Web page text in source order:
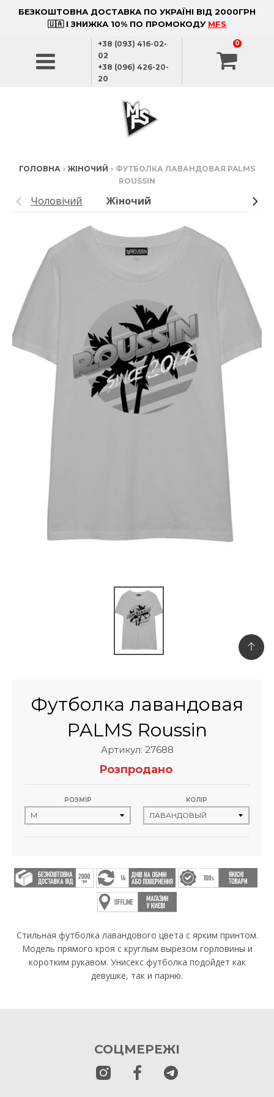
БЕЗКОШТОВНА ДОСТАВКА ПО УКРАЇНІ ВІД 2000ГРН
🇺🇦 І ЗНИЖКА 10% ПО ПРОМОКОДУ MFS
+38 (093) 416-02-
02
+38 (096) 426-20-
20
0
ГОЛОВНА › ЖІНОЧИЙ › ФУТБОЛКА ЛАВАНДОВАЯ PALMS
ROUSSIN
Чоловічий Жіночий
Футболка лавандовая
PALMS Roussin
Артикул: 27688
Розпродано
РОЗМІР КОЛІР
Стильная футболка лавандового цвета с ярким принтом.
Модель прямого кроя с круглым вырезом горловины и
коротким рукавом. Унисекс футболка подойдет как
девушке, так и парню.
СОЦМЕРЕЖІ